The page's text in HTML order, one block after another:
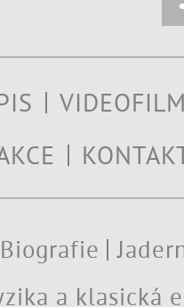
Biografie
a klasická